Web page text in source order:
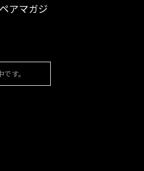
アマガジ
す。